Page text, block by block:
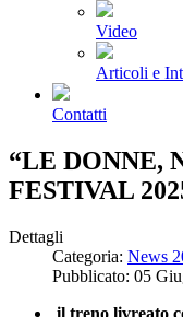
Video
Articoli e
Contatti
“LE DONNE,
FESTIVAL
Dettagli
Categoria: News
Pubblicato: 05
il treno livreato